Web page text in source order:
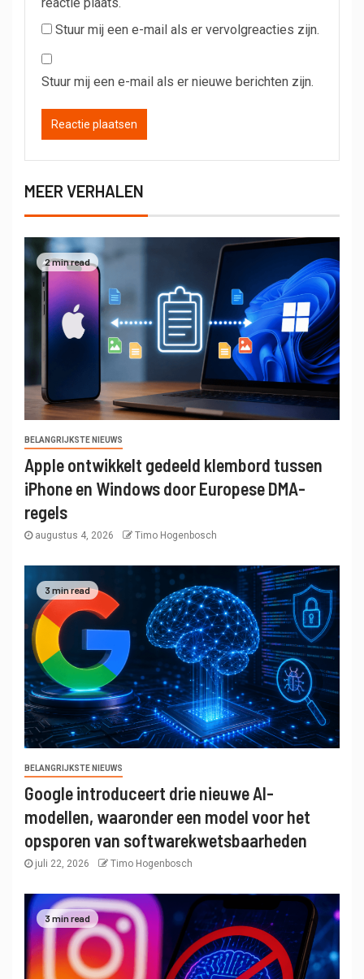
Stuur mij een e-mail als er vervolgreacties zijn.
Stuur mij een e-mail als er nieuwe berichten zijn.
MEER VERHALEN
2 min read
BELANGRIJKSTE NIEUWS
Apple ontwikkelt gedeeld klembord tussen
iPhone en Windows door Europese DMA-
regels
augustus 4, 2026 Timo Hogenbosch
3 min read
BELANGRIJKSTE NIEUWS
Google introduceert drie nieuwe AI-
modellen, waaronder een model voor het
opsporen van softwarekwetsbaarheden
juli 22, 2026 Timo Hogenbosch
3 min read